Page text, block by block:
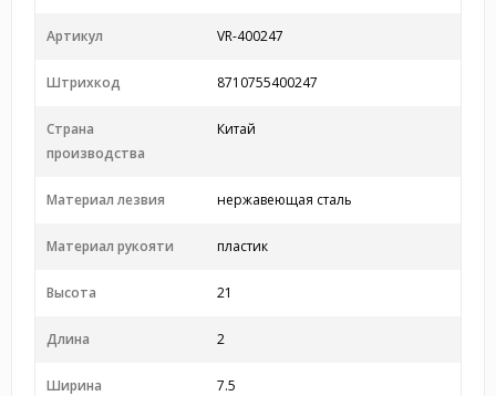
Артикул VR-400247
Штрихкод 8710755400247
Страна
производства
Китай
Материал лезвия нержавеющая сталь
Материал рукояти пластик
Высота 21
Длина 2
Ширина 7.5